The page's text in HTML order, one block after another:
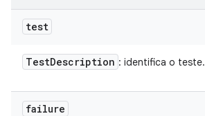
test
TestDescription : identifica o teste.
failure